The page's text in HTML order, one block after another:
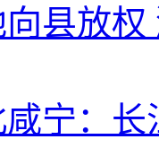
向县放
宁：长